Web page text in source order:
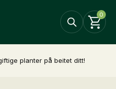
0
planter på beitet ditt!